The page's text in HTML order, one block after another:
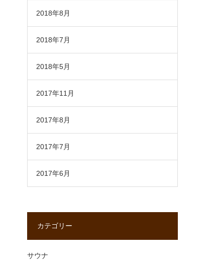
2018年8月
2018年7月
2018年5月
2017年11月
2017年8月
2017年7月
2017年6月
カテゴリー
サウナ